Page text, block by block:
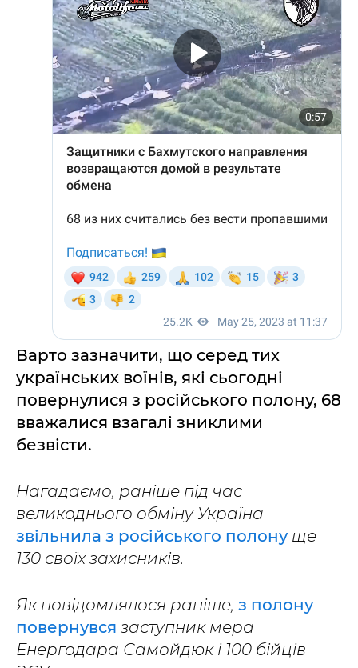
Варто зазначити, що серед тих
українських воїнів, які сьогодні
повернулися з російського полону, 68
вважалися взагалі зниклими
безвісти.
Нагадаємо, раніше під час
великоднього обміну Україна
звільнила з російського полонуще
130 своїх захисників.
Як повідомлялося раніше, з полону
повернувся заступник мера
Енергодара Самойдюк і 100 бійців